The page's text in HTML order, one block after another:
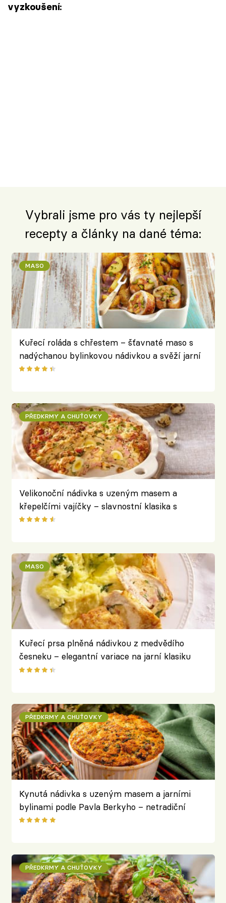
vyzkoušení:
Vybrali jsme pro vás ty nejlepší
recepty a články na dané téma:
MASO
Kuřecí roláda s chřestem – šťavnaté maso s
nadýchanou bylinkovou nádivkou a svěží jarní
chutí
PŘEDKRMY A CHUŤOVKY
Velikonoční nádivka s uzeným masem a
křepelčími vajíčky – slavnostní klasika s
překvapením uvnitř
MASO
Kuřecí prsa plněná nádivkou z medvědího
česneku – elegantní variace na jarní klasiku
PŘEDKRMY A CHUŤOVKY
Kynutá nádivka s uzeným masem a jarními
bylinami podle Pavla Berkyho – netradiční
provedení s nadýchaným výsledkem
PŘEDKRMY A CHUŤOVKY